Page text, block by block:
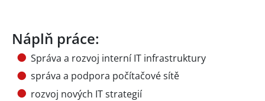
Náplň práce:
Správa a rozvoj interní IT infrastruktury
správa a podpora počítačové sítě
rozvoj nových IT strategií